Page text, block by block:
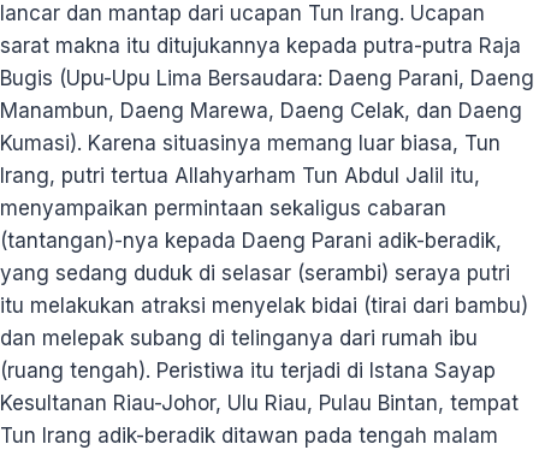
lancar dan mantap dari ucapan Tun Irang. Ucapan
sarat makna itu ditujukannya kepada putra-putra Raja
Bugis (Upu-Upu Lima Bersaudara: Daeng Parani, Daeng
Manambun, Daeng Marewa, Daeng Celak, dan Daeng
Kumasi). Karena situasinya memang luar biasa, Tun
Irang, putri tertua Allahyarham Tun Abdul Jalil itu,
menyampaikan permintaan sekaligus cabaran
(tantangan)-nya kepada Daeng Parani adik-beradik,
yang sedang duduk di selasar (serambi) seraya putri
itu melakukan atraksi menyelak bidai (tirai dari bambu)
dan melepak subang di telinganya dari rumah ibu
(ruang tengah). Peristiwa itu terjadi di Istana Sayap
Kesultanan Riau-Johor, Ulu Riau, Pulau Bintan, tempat
Tun Irang adik-beradik ditawan pada tengah malam